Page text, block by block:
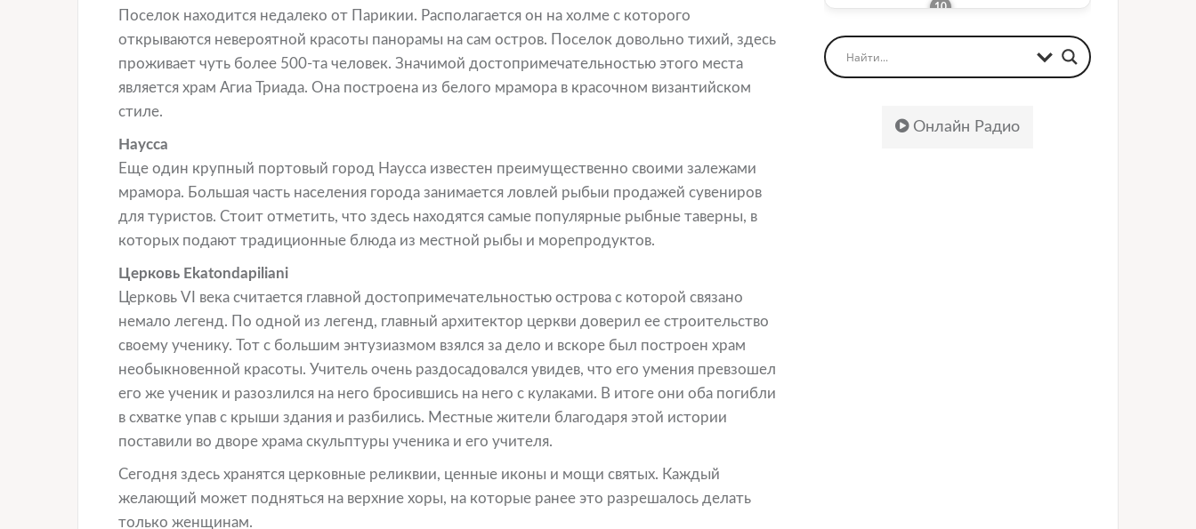
Поселок находится недалеко от Парикии. Располагается он на холме с которого
открываются невероятной красоты панорамы на сам остров. Поселок довольно тихий, здесь
проживает чуть более 500-та человек. Значимой достопримечательностью этого места
является храм Агиа Триада. Она построена из белого мрамора в красочном византийском
стиле.
Наусса
Еще один крупный портовый город Наусса известен преимущественно своими залежами
мрамора. Большая часть населения города занимается ловлей рыбыи продажей сувениров
для туристов. Стоит отметить, что здесь находятся самые популярные рыбные таверны, в
которых подают традиционные блюда из местной рыбы и морепродуктов.
Церковь Ekatondapiliani
Церковь VI века считается главной достопримечательностью острова с которой связано
немало легенд. По одной из легенд, главный архитектор церкви доверил ее строительство
своему ученику. Тот с большим энтузиазмом взялся за дело и вскоре был построен храм
необыкновенной красоты. Учитель очень раздосадовался увидев, что его умения превзошел
его же ученик и разозлился на него бросившись на него с кулаками. В итоге они оба погибли
в схватке упав с крыши здания и разбились. Местные жители благодаря этой истории
поставили во дворе храма скульптуры ученика и его учителя.
Сегодня здесь хранятся церковные реликвии, ценные иконы и мощи святых. Каждый
желающий может подняться на верхние хоры, на которые ранее это разрешалось делать
только женщинам.
Онлайн Радио